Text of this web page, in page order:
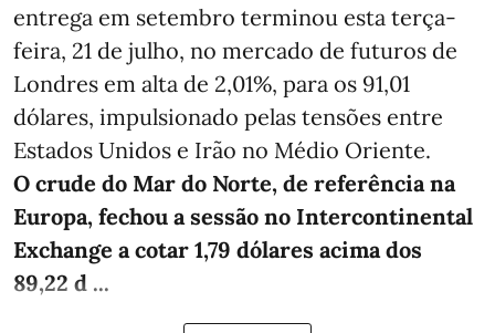
entrega em setembro terminou esta terça-
feira, 21 de julho, no mercado de futuros de
Londres em alta de 2,01%, para os 91,01
dólares, impulsionado pelas tensões entre
Estados Unidos e Irão no Médio Oriente.
O crude do Mar do Norte, de referência na
Europa, fechou a sessão no Intercontinental
Exchange a cotar 1,79 dólares acima dos
89,22 d ...